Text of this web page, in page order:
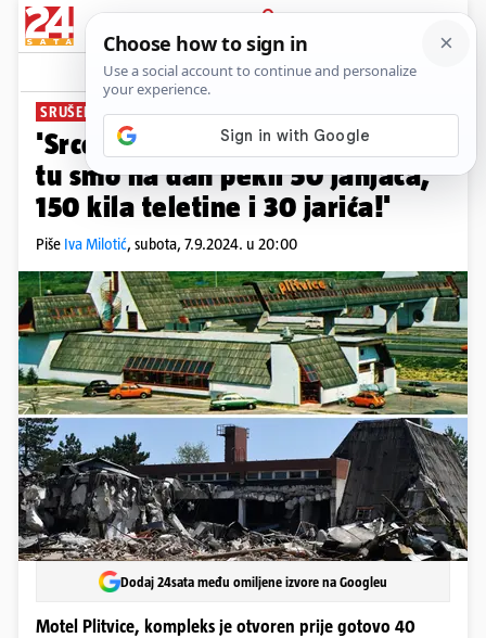
PRIJAVA
News Komentari
SRUŠEN MOTEL PLITVICE PLUS+
'Srce mi puca zbog rušenja. Pa
tu smo na dan pekli 50 janjaca,
150 kila teletine i 30 jarića!'
Piše Iva Milotić, subota, 7.9.2024. u 20:00
Dodaj 24sata među omiljene izvore na Googleu
Motel Plitvice, kompleks je otvoren prije gotovo 40